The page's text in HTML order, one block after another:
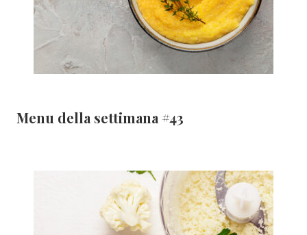
Menu della settimana #43